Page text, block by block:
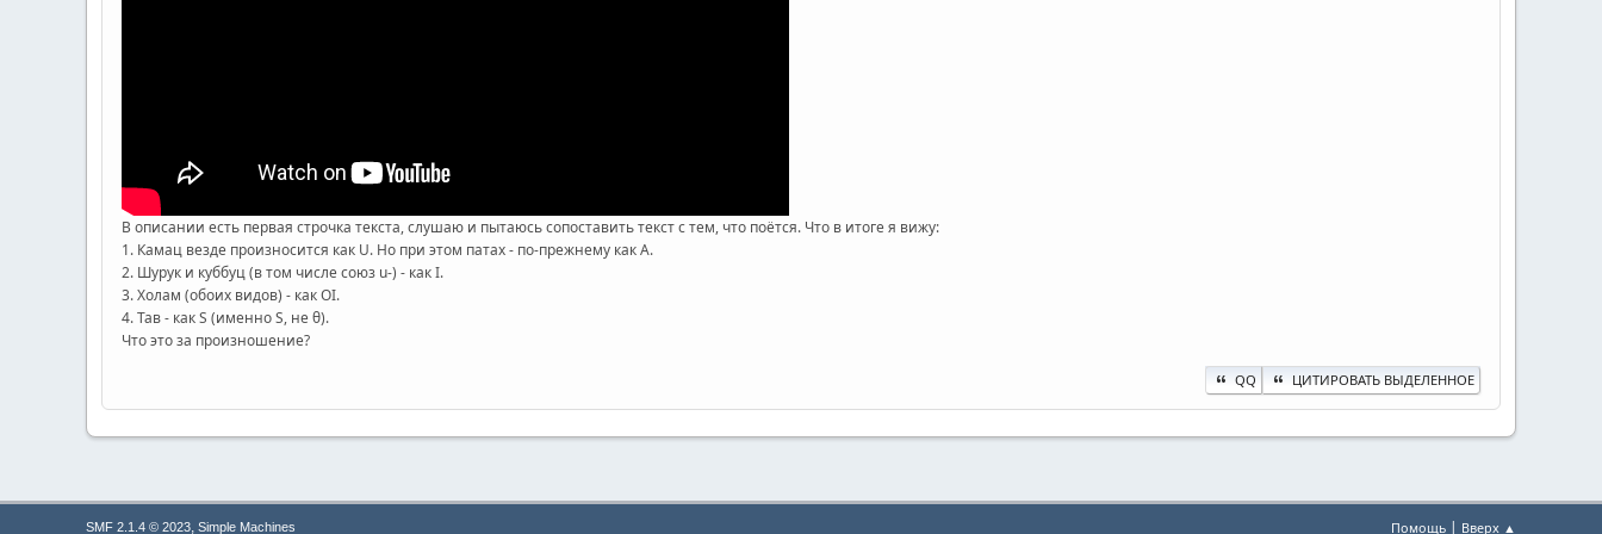
В описании есть первая строчка текста, слушаю и пытаюсь сопоставить текст с тем, что поётся. Что в итоге я вижу:
1. Камац везде произносится как U. Но при этом патах - по-прежнему как A.
2. Шурук и куббуц (в том числе союз u-) - как I.
3. Холам (обоих видов) - как OI.
4. Тав - как S (именно S, не θ).
Что это за произношение?
QQ ЦИТИРОВАТЬ ВЫДЕЛЕННОЕ
Помощь | Вверх ▲
SMF 2.1.4 © 2023, Simple Machines